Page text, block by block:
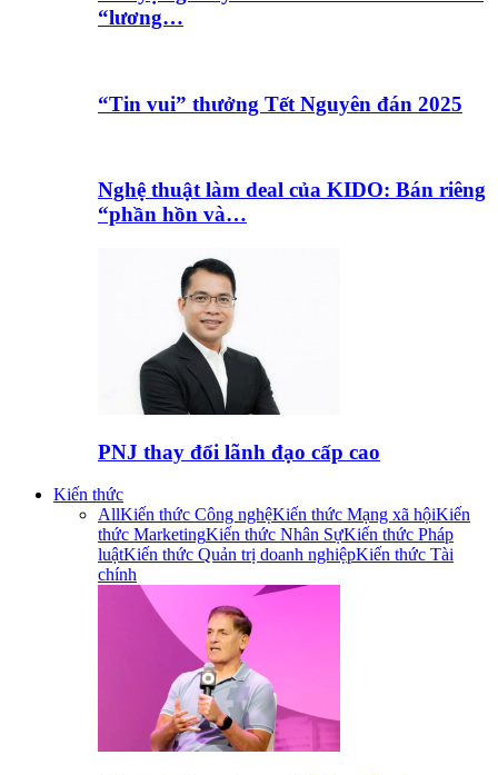
“lương…
“Tin vui” thưởng Tết Nguyên đán 2025
Nghệ thuật làm deal của KIDO: Bán riêng
“phần hồn và…
PNJ thay đổi lãnh đạo cấp cao
Kiến thức
AllKiến thức Công nghệKiến thức Mạng xã hộiKiến
thức MarketingKiến thức Nhân SựKiến thức Pháp
luậtKiến thức Quản trị doanh nghiệpKiến thức Tài
chính